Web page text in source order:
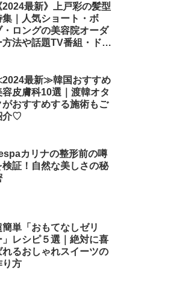
2024最新》上戸彩の髪型
集｜人気ショート・ボ
・ロングの美容院オーダ
方法や話題TV番組・ドラ
最新≫韓国おすすめ
容皮膚科10選｜渡韓オタ
がおすすめする施術もご
介♡
カリナの整形前の噂
検証！自然な美しさの秘
簡単「おもてなしゼリ
」レシピ５選｜絶対に喜
れるおしゃれスイーツの
り方